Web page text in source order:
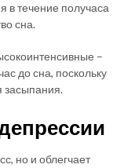
в течение получаса
сна.
–
до сна, поскольку
засыпания.
но и облегчает